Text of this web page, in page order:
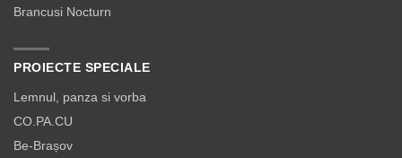
Brancusi Nocturn
PROIECTE SPECIALE
Lemnul, panza si vorba
CO.PA.CU
Be-Brașov